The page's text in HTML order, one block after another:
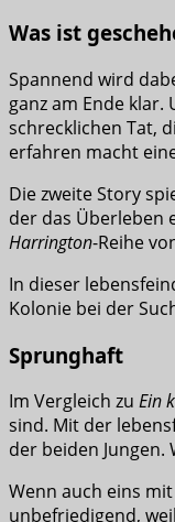
Was ist
Spannend wird
ganz am Ende
schrecklichen Tat,
erfahren macht
Die zweite Story
der das Überleben
Harrington-Reihe
In dieser
Kolonie bei der
Sprunghaft
Im Vergleich zu Ein
sind. Mit der
der beiden
Wenn auch eins
unbefriedigend,